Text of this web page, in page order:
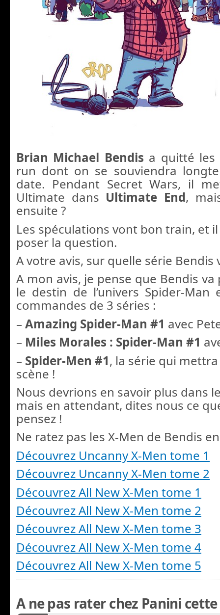
Brian Michael Bendis a quitté les
run dont on se souviendra
date. Pendant Secret Wars, il
Ultimate dans Ultimate End,
ensuite ?
Les spéculations vont bon train, et
poser la question.
A votre avis, sur quelle série Bendis
A mon avis, je pense que Bendis
le destin de l’univers Spider-Man
commandes de 3 séries :
– Amazing Spider-Man #1 avec
– Miles Morales : Spider-Man #1
– Spider-Men #1, la série qui
scène !
Nous devrions en savoir plus dans
mais en attendant, dites nous ce
pensez !
Ne ratez pas les X-Men de Bendis en
Découvrez Uncanny X-Men tome 1
Découvrez Uncanny X-Men tome 2
Découvrez All New X-Men tome 1
Découvrez All New X-Men tome 2
Découvrez All New X-Men tome 3
Découvrez All New X-Men tome 4
Découvrez All New X-Men tome 5
A ne pas rater chez Panini